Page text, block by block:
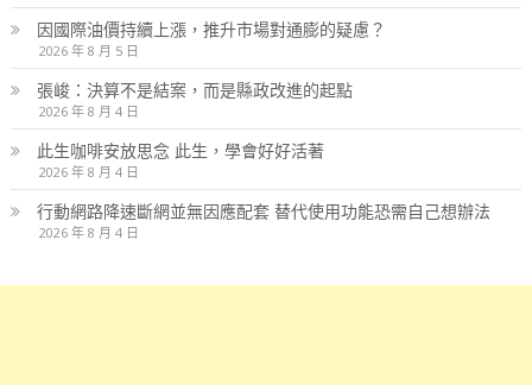
因國際油價持續上漲，推升市場對通膨的疑慮？
2026 年 8 月 5 日
張峻：決算不是結案，而是縣政改進的起點
2026 年 8 月 4 日
此生咖啡安放思念 此生，學會好好活著
2026 年 8 月 4 日
行動網路降速斷網並無因應配套 替代使用功能恐需自己想辦法
2026 年 8 月 4 日